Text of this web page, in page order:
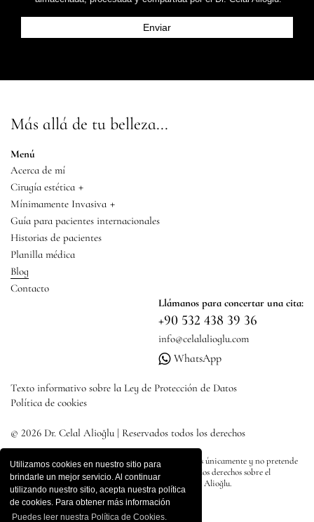
Utilizamos cookies en nuestro sitio para
brindarle un mejor servicio. Al continuar
utilizando nuestro sitio, acepta nuestra política
de cookies. Para obtener más información
Puedes leer nuestra Política de Cookies.
Más allá de tu belleza...
Menú
Acerca de mí
Cirugía estética +
Mínimamente Invasiva +
Guía para pacientes internacionales
Historias de pacientes
Planilla médica
Blog
Contacto
Llámanos para concertar una cita:
+90 532 438 39 36
info@celalalioglu.com
WhatsApp
Texto informativo sobre la Ley de Protección de Datos
Política de cookies
© 2026 Dr. Celal Alioğlu | Reservados todos los derechos
Todo el contenido de este sitio tiene fines informativos únicamente y no pretende
dirigir publicidad, diagnóstico o tratamiento. Todos los derechos sobre el
contenido del sitio pertenecen al Dr. Pertenece a Celal Alioğlu.